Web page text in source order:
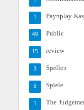
Paynplay
1
Public
49
review
15
Spellen
3
Spiele
5
The
1